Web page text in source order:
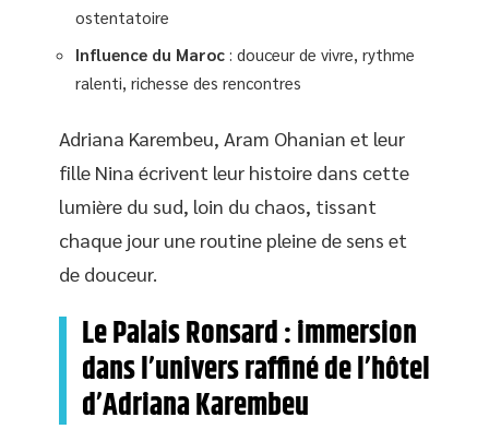
ostentatoire
Influence du Maroc : douceur de vivre, rythme
ralenti, richesse des rencontres
Adriana Karembeu, Aram Ohanian et leur
fille Nina écrivent leur histoire dans cette
lumière du sud, loin du chaos, tissant
chaque jour une routine pleine de sens et
de douceur.
Le Palais Ronsard : immersion
dans l’univers raffiné de l’hôtel
d’Adriana Karembeu